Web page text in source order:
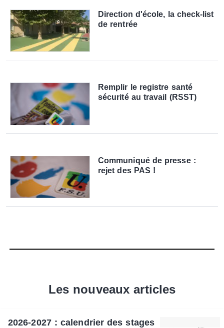
Direction d'école, la check-list
de rentrée
Remplir le registre santé
sécurité au travail (RSST)
Communiqué de presse :
rejet des PAS !
Les nouveaux articles
2026-2027 : calendrier des stages